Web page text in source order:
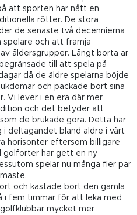
att sporten har nått en
rötter. De stora
de senaste två decennierna
spelare och att främja
åldersgrupper. Långt borta är
till att spela på
då de äldre spelarna böjde
och packade bort sina
Vi lever i en era där mer
och det betyder att
de brukade göra. Detta har
deltagandet bland äldre i vårt
horisonter eftersom billigare
golforter har gett en ny
spelar nu många fler par
och kastade bort den gamla
i fem timmar för att leka med
golfklubbar mycket mer